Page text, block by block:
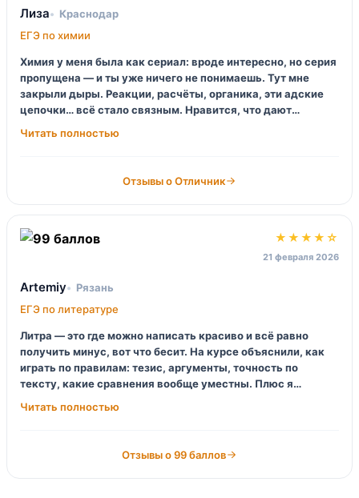
Лиза
Краснодар
ЕГЭ по химии
Химия у меня была как сериал: вроде интересно, но серия
пропущена — и ты уже ничего не понимаешь. Тут мне
закрыли дыры. Реакции, расчёты, органика, эти адские
цепочки… всё стало связным. Нравится, что дают
маленькие контрольные, не раз в месяц, а часто, чтобы не
расслаблялась. Я иногда психовала, но это уже моя
Отзывы о Отличник
★★★★☆
21 февраля 2026
Artemiy
Рязань
ЕГЭ по литературе
Литра — это где можно написать красиво и всё равно
получить минус, вот что бесит. На курсе объяснили, как
играть по правилам: тезис, аргументы, точность по
тексту, какие сравнения вообще уместны. Плюс я
перестал бояться «не того» произведения — дали списки
связок, кто с кем дружит по темам. Минус: нагрузка
Отзывы о 99 баллов